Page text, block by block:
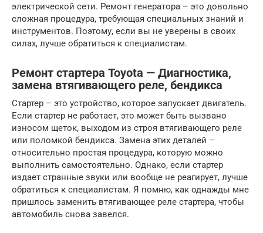
электрической сети. Ремонт генератора – это довольно
сложная процедура, требующая специальных знаний и
инструментов. Поэтому, если вы не уверены в своих
силах, лучше обратиться к специалистам.
Ремонт стартера Toyota — Диагностика,
замена втягивающего реле, бендикса
Стартер – это устройство, которое запускает двигатель.
Если стартер не работает, это может быть вызвано
износом щеток, выходом из строя втягивающего реле
или поломкой бендикса. Замена этих деталей –
относительно простая процедура, которую можно
выполнить самостоятельно. Однако, если стартер
издает странные звуки или вообще не реагирует, лучше
обратиться к специалистам. Я помню, как однажды мне
пришлось заменить втягивающее реле стартера, чтобы
автомобиль снова завелся.